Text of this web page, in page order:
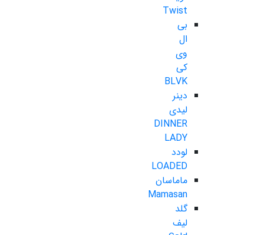
Twist
بی
ال
وی
کی
BLVK
دینر
لیدی
DINNER
LADY
لودد
LOADED
ماماسان
Mamasan
گلد
لیف